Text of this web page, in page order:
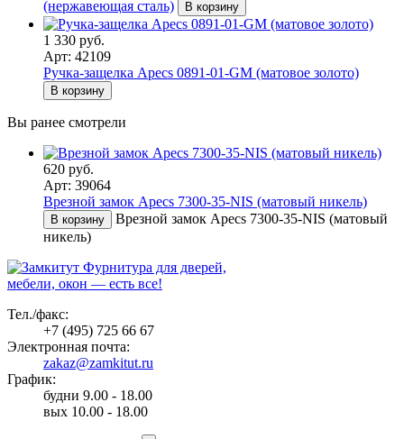
(нержавеющая сталь)
В корзину
1 330 руб.
Арт: 42109
Ручка-защелка Apecs 0891-01-GМ (матовое золото)
В корзину
Вы ранее смотрели
620 руб.
Арт: 39064
Врезной замок Apecs 7300-35-NIS (матовый никель)
В корзину
Врезной замок Apecs 7300-35-NIS (матовый
никель)
Фурнитура для дверей,
мебели, окон — есть все!
Тел./факс:
+7 (495) 725 66 67
Электронная почта:
zakaz@zamkitut.ru
График:
будни 9.00 - 18.00
вых 10.00 - 18.00